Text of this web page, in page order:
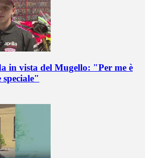
in vista del Mugello: "Per me è
speciale"